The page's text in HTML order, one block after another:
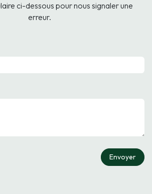
ci-dessous pour nous signaler une
erreur.
Envoyer